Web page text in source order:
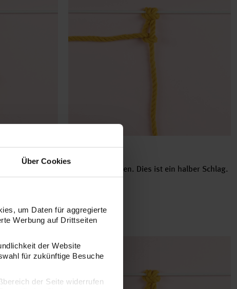
Über Cookies
um Daten für aggregierte
Werbung auf Drittseiten
der Website
für zukünftige Besuche
der Seite widerrufen
Knoten festziehen. Dies ist ein halber Schlag.